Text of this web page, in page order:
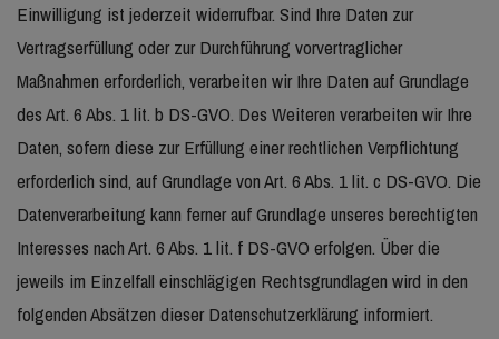
Einwilligung ist jederzeit widerrufbar. Sind Ihre Daten zur
Vertragserfüllung oder zur Durchführung vorvertraglicher
Maßnahmen erforderlich, verarbeiten wir Ihre Daten auf Grundlage
des Art. 6 Abs. 1 lit. b DS-GVO. Des Weiteren verarbeiten wir Ihre
Daten, sofern diese zur Erfüllung einer rechtlichen Verpflichtung
erforderlich sind, auf Grundlage von Art. 6 Abs. 1 lit. c DS-GVO. Die
Datenverarbeitung kann ferner auf Grundlage unseres berechtigten
Interesses nach Art. 6 Abs. 1 lit. f DS-GVO erfolgen. Über die
jeweils im Einzelfall einschlägigen Rechtsgrundlagen wird in den
folgenden Absätzen dieser Datenschutzerklärung informiert.